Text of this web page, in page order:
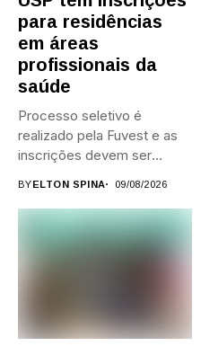
para residências
em áreas
profissionais da
saúde
Processo seletivo é
realizado pela Fuvest e as
inscrições devem ser
BYELTON SPINA 09/08/2026